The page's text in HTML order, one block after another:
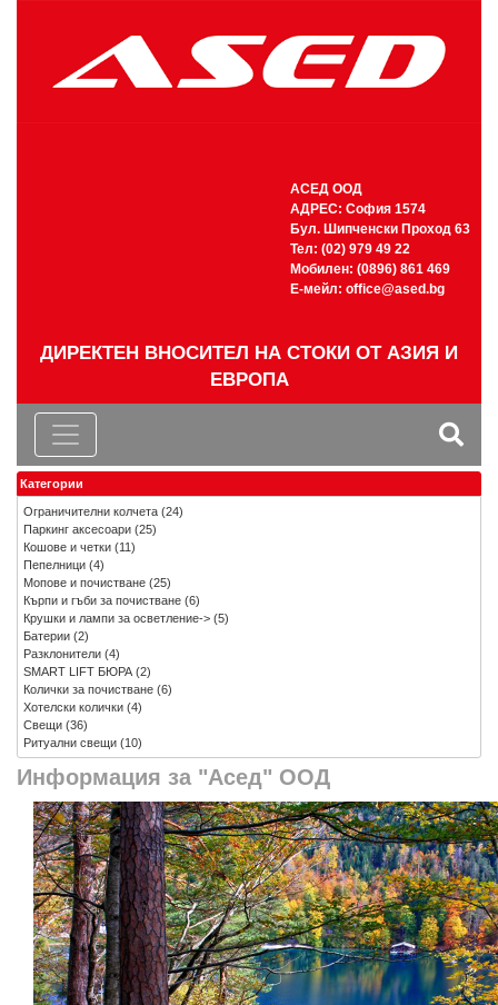
АСЕД ООД
АДРЕС: София 1574
Бул. Шипченски Проход 63
Тел: (02) 979 49 22
Мобилен: (0896) 861 469
Е-мейл: office@ased.bg
ДИРЕКТЕН ВНОСИТЕЛ НА СТОКИ ОТ АЗИЯ И
ЕВРОПА
Информация за "Асед" ООД
Категории
Ограничителни колчета (24)
Паркинг аксесоари (25)
Кошове и четки (11)
Пепелници (4)
Мопове и почистване (25)
Кърпи и гъби за почистване (6)
Крушки и лампи за осветление-> (5)
Батерии (2)
Разклонители (4)
SMART LIFT БЮРА(2)
Колички за почистване (6)
Хотелски колички (4)
Свещи (36)
Ритуални свещи (10)